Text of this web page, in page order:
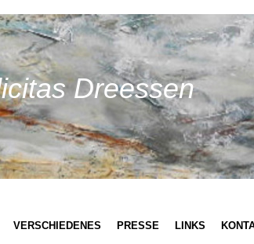
Dreessen
VERSCHIEDENES PRESSE LINKS